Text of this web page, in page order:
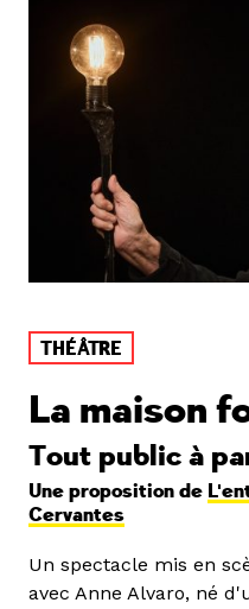
THÉÂTRE
La maison
Tout public à
Une proposition de
Cervantes
Un spectacle mis en
avec Anne Alvaro, né